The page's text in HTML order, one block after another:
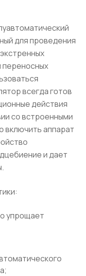
для проведения
переносных
всегда готов
действия
со встроенными
включить аппарат
и дает
упрощает